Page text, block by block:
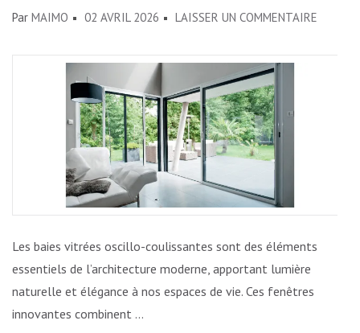
Par MAIMO 02 AVRIL 2026 LAISSER UN COMMENTAIRE
Les baies vitrées oscillo-coulissantes sont des éléments
essentiels de l’architecture moderne, apportant lumière
naturelle et élégance à nos espaces de vie. Ces fenêtres
innovantes combinent …